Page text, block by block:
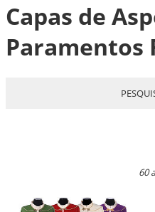
Capas de
Paramentos
60